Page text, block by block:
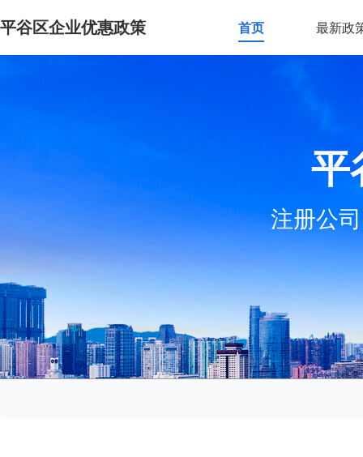
平谷区企业优惠政策 首页 最新政
平
注册公